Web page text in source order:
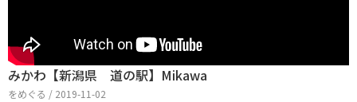
みかわ【新潟県 道の駅】Mikawa
をめぐる / 2019-11-02